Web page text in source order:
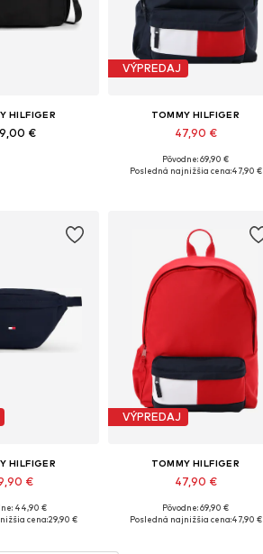
HILFIGER
€
VÝPREDAJ
TOMMY HILFIGER
47,90 €
Dostupné veľkosti: One Size
Pôvodne: 69,90 €
Posledná najnižšia cena:47,90 €
HILFIGER
€
One Size
44,90 €
cena:29,90 €
VÝPREDAJ
TOMMY HILFIGER
47,90 €
Dostupné veľkosti: One Size
Pôvodne: 69,90 €
Posledná najnižšia cena:47,90 €